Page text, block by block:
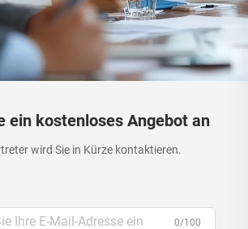
ein kostenloses Angebot an
wird Sie in Kürze kontaktieren.
0/100